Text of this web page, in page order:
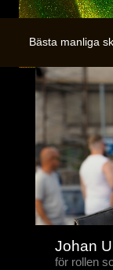
Bästa manliga
Johan
för rollen